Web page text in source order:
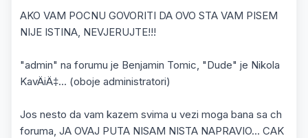
AKO VAM POCNU GOVORITI DA OVO STA VAM PISEM
NIJE ISTINA, NEVJERUJTE!!!
"admin" na forumu je Benjamin Tomic, "Dude" je Nikola
KavÄiÄ‡... (oboje administratori)
Jos nesto da vam kazem svima u vezi moga bana sa ch
foruma, JA OVAJ PUTA NISAM NISTA NAPRAVIO... CAK